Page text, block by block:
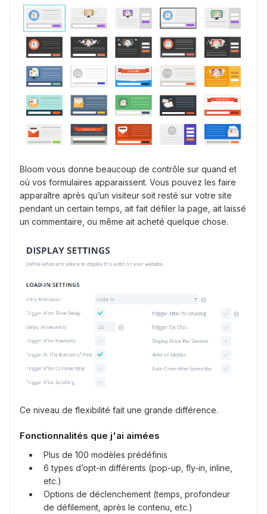
Bloom vous donne beaucoup de contrôle sur quand et
où vos formulaires apparaissent. Vous pouvez les faire
apparaître après qu’un visiteur soit resté sur votre site
pendant un certain temps, ait fait défiler la page, ait laissé
un commentaire, ou même ait acheté quelque chose.
Ce niveau de flexibilité fait une grande différence.
Fonctionnalités que j'ai aimées
Plus de 100 modèles prédéfinis
6 types d’opt-in différents (pop-up, fly-in, inline,
etc.)
Options de déclenchement (temps, profondeur
de défilement, après le contenu, etc.)